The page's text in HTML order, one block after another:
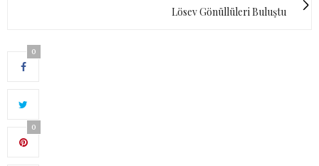
Lösev Gönüllüleri Buluştu
0
0